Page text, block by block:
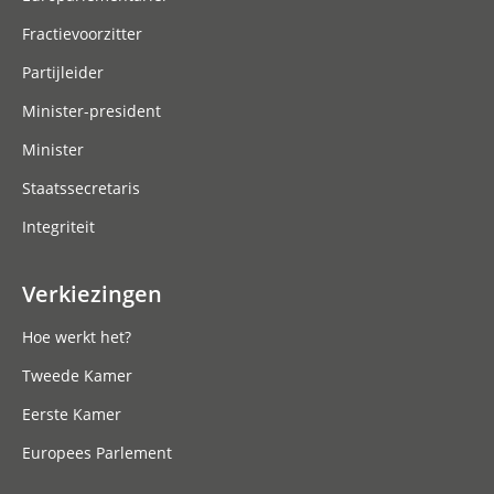
Fractievoorzitter
Partijleider
Minister-president
Minister
Staatssecretaris
Integriteit
Verkiezingen
Hoe werkt het?
Tweede Kamer
Eerste Kamer
Europees Parlement